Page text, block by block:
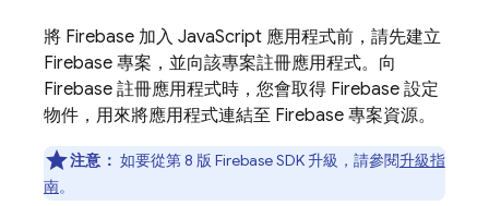
將 Firebase 加入 JavaScript 應用程式前，請先建立
Firebase 專案，並向該專案註冊應用程式。向
Firebase 註冊應用程式時，您會取得 Firebase 設定
物件，用來將應用程式連結至 Firebase 專案資源。
注意： 如要從第 8 版 Firebase SDK 升級，請參閱升級指
南。